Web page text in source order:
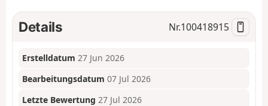
Details Nr.100418915
Erstelldatum 27 Jun 2026
Bearbeitungsdatum 07 Jul 2026
Letzte Bewertung 27 Jul 2026